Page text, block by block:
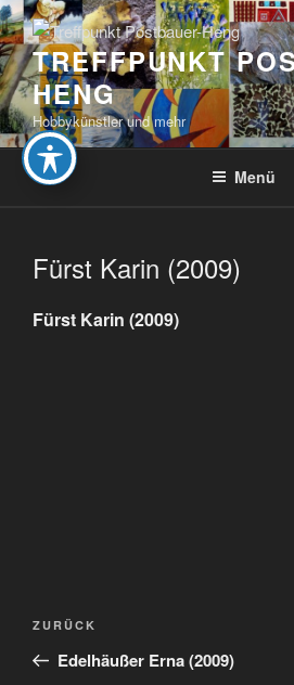
Zum
Inhalt
springenTREFFPUNKT
HENG
Hobbykünstler und mehr
Menü
Fürst Karin (2009)
Fürst Karin (2009)
Beitragsnavigation
Vorheriger
Beitrag
ZURÜCK
Edelhäußer Erna (2009)